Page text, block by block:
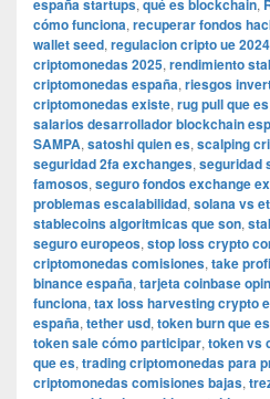
españa startups, qué es blockchain,
cómo funciona, recuperar fondos
wallet seed, regulacion cripto ue 2024
criptomonedas 2025, rendimiento
criptomonedas españa, riesgos
criptomonedas existe, rug pull que es
salarios desarrollador blockchain
SAMPA, satoshi quien es, scalping
seguridad 2fa exchanges, seguridad
famosos, seguro fondos exchange
problemas escalabilidad, solana vs
stablecoins algoritmicas que son,
seguro europeos, stop loss crypto
criptomonedas comisiones, take
binance españa, tarjeta coinbase
funciona, tax loss harvesting crypto
españa, tether usd, token burn que es
token sale cómo participar, token vs
que es, trading criptomonedas para
criptomonedas comisiones bajas,